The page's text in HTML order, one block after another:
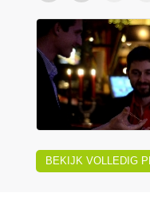
BEKIJK VOLLEDIG